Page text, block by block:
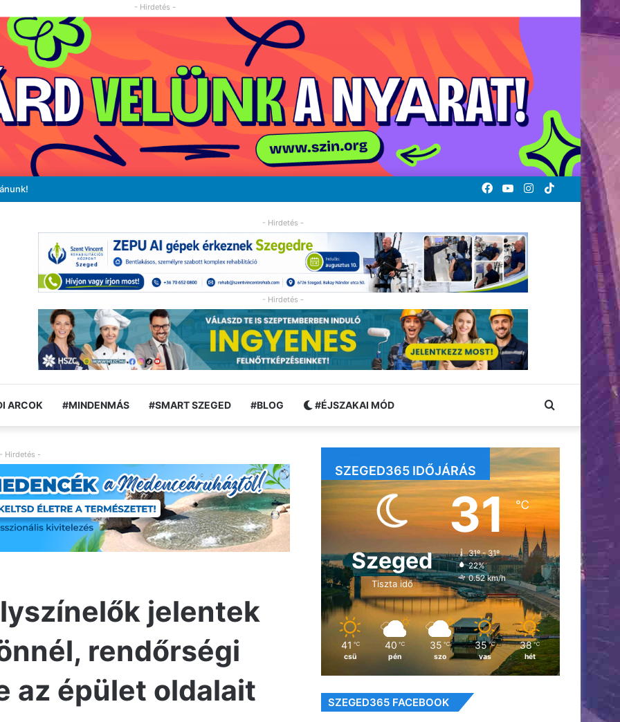
- Hirdetés -
TikTok
Instagram
YouTube
Facebook
- Hirdetés -
- Hirdetés -
ARCOK #MINDENMÁS #SMART SZEGED #BLOG #ÉJSZAKAI MÓD Keresés:
- Hirdetés -
jelentek
rendőrségi
az épület oldalait
SZEGED365 IDŐJÁRÁS
Szeged
Tiszta idő
31℃
31º - 31º
22%
0.52 km/h
41 ℃
csü
40 ℃
pén
35 ℃
szo
35 ℃
vas
38 ℃
hét
SZEGED365 FACEBOOK